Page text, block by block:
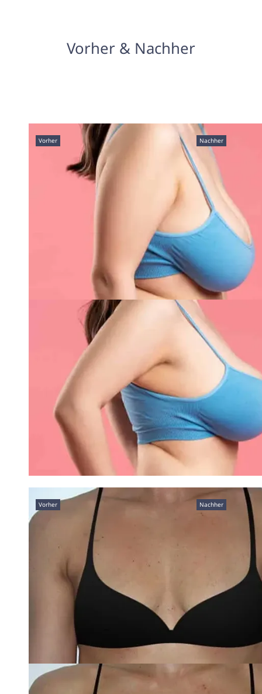
Vorher & Nachher
Vorher Nachher
Vorher Nachher